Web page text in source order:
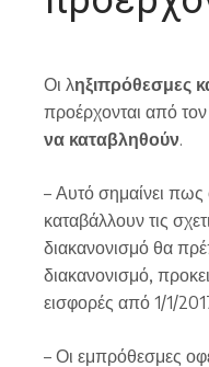
Οι ληξιπρόθεσμες
προέρχονται από
να καταβληθούν.
– Αυτό σημαίνει πως
καταβάλλουν τις
διακανονισμό θα
διακανονισμό,
εισφορές από 1/1/
– Οι εμπρόθεσμες